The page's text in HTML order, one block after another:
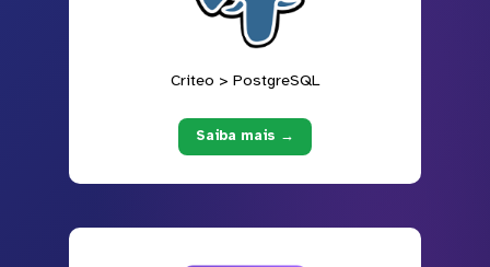
Criteo > PostgreSQL
Saiba mais →